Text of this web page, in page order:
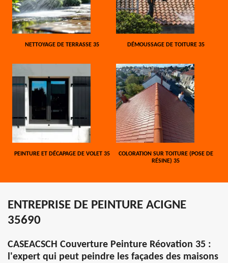
NETTOYAGE DE TERRASSE 35 DÉMOUSSAGE DE TOITURE 35
PEINTURE ET DÉCAPAGE DE VOLET 35
COLORATION SUR TOITURE (POSE DE
RÉSINE) 35
ENTREPRISE DE PEINTURE ACIGNE
35690
CASEACSCH Couverture Peinture Réovation 35 :
l'expert qui peut peindre les façades des maisons